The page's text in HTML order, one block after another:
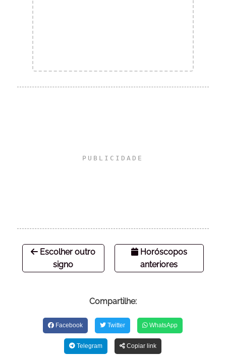
Escolher outro
signo
Horóscopos
anteriores
Compartilhe:
Facebook Twitter WhatsApp
Telegram Copiar link